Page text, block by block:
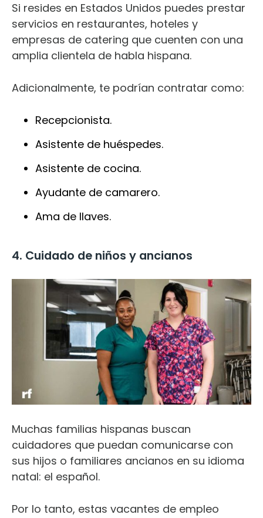
Si resides en Estados Unidos puedes prestar
servicios en restaurantes, hoteles y
empresas de catering que cuenten con una
amplia clientela de habla hispana.
Adicionalmente, te podrían contratar como:
Recepcionista.
Asistente de huéspedes.
Asistente de cocina.
Ayudante de camarero.
Ama de llaves.
4. Cuidado de niños y ancianos
Muchas familias hispanas buscan
cuidadores que puedan comunicarse con
sus hijos o familiares ancianos en su idioma
natal: el español.
Por lo tanto, estas vacantes de empleo